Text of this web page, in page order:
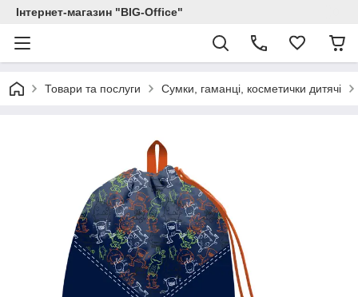
Інтернет-магазин "BIG-Office"
Товари та послуги Сумки, гаманці, косметички дитячі